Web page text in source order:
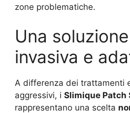
zone problematiche.
Una
invasiva e
A differenza dei trattamenti
aggressivi, i Slimique Patch
rappresentano una scelta